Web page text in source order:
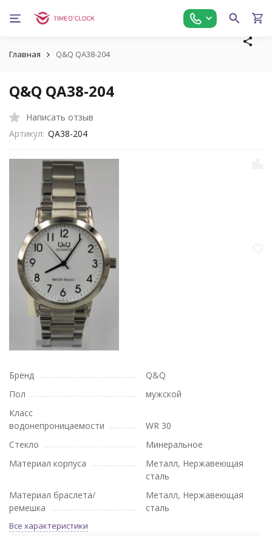
Главная Q&Q QA38-204
Q&Q QA38-204
Написать отзыв
Артикул: QA38-204
Бренд
Q&Q
Пол
мужской
Класс
водонепроницаемости
WR 30
Стекло
Минеральное
Материал корпуса
Металл, Нержавеющая
сталь
Материал браслета/
ремешка
Металл, Нержавеющая
сталь
Все характеристики